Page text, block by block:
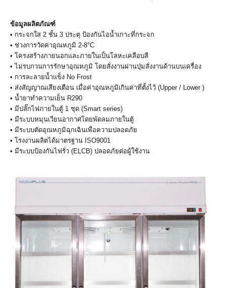
ข้อมูลผลิตภัณฑ์
• กระจกใส 2 ชั้น 3 ประตุ ป้องกันไอน้ำเกาะที่กระจก
• ช่วงการวัดค่าอุณหภูมิ 2-8°C
• โครงสร้างภายนอกและภายในเป็นโลหะเคลือบสี
• ไม่รบกวนการรักษาอุณหภูมิ โดยสั่งงานผ่านปุ่มสั่งงานด้านบนเครื่อง
• การละลายน้ำแข็ง No Frost
• ส่งสัญญาณเสียงเตือน เมื่อค่าอุณหภูมิเกินค่าที่ตั้งไว้ (Upper / Lower )
• น้ำยาทำความเย็น R290
• มีปลั๊กไฟภายในตู้ 1 ชุด (Smart series)
• มีระบบหมุนเวียนอากาศโดยพัดลมภายในตู้
• มีระบบตัดอุณหภูมิฉุกเฉินเพื่อความปลอดภัย
• โรงงานผลิตได้มาตรฐาน ISO9001
• มีระบบป้องกันไฟรั่ว (ELCB) ปลอดภัยต่อผู้ใช้งาน